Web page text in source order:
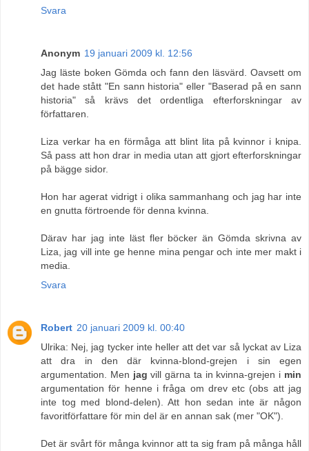
Svara
Anonym 19 januari 2009 kl. 12:56
Jag läste boken Gömda och fann den läsvärd. Oavsett om
det hade stått "En sann historia" eller "Baserad på en sann
historia" så krävs det ordentliga efterforskningar av
författaren.
Liza verkar ha en förmåga att blint lita på kvinnor i knipa.
Så pass att hon drar in media utan att gjort efterforskningar
på bägge sidor.
Hon har agerat vidrigt i olika sammanhang och jag har inte
en gnutta förtroende för denna kvinna.
Därav har jag inte läst fler böcker än Gömda skrivna av
Liza, jag vill inte ge henne mina pengar och inte mer makt i
media.
Svara
Robert 20 januari 2009 kl. 00:40
Ulrika: Nej, jag tycker inte heller att det var så lyckat av Liza
att dra in den där kvinna-blond-grejen i sin egen
argumentation. Men jag vill gärna ta in kvinna-grejen i min
argumentation för henne i fråga om drev etc (obs att jag
inte tog med blond-delen). Att hon sedan inte är någon
favoritförfattare för min del är en annan sak (mer "OK").
Det är svårt för många kvinnor att ta sig fram på många håll